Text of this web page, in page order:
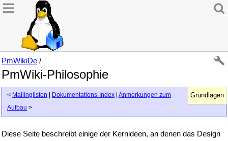
PmWikiDe /
PmWiki-Philosophie
Grundlagen
< Mailinglisten Dokumentations-Index Anmerkungen zum
Aufbau >
Diese Seite beschreibt einige der Kernideen, an denen das Design